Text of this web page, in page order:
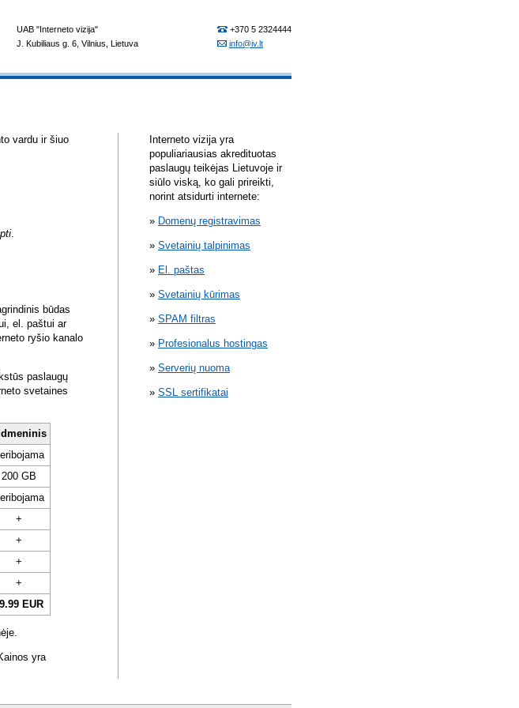
vardu ir šiuo
.
būdas
el. paštui ar
ryšio kanalo
paslaugų
svetaines
200 GB
+
+
+
+
EUR
yra
Interneto vizija yra
populiariausias akredituotas
paslaugų teikėjas Lietuvoje ir
siūlo viską, ko gali prireikti,
norint atsidurti internete:
Domenų registravimas
Svetainių talpinimas
El. paštas
Svetainių kūrimas
SPAM filtras
Profesionalus hostingas
Serverių nuoma
SSL sertifikatai